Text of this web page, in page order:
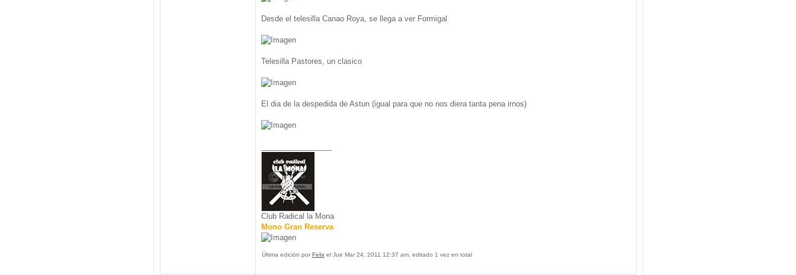
Desde el telesilla Canao Roya, se llega a ver Formigal
Telesilla Pastores, un clasico
El dia de la despedida de Astun (igual para que no nos diera tanta pena irnos)
Club Radical la Mona
Mono Gran Reserva
Última edición por Felixel Jue Mar 24, 2011 12:37 am, editado 1 vez en total